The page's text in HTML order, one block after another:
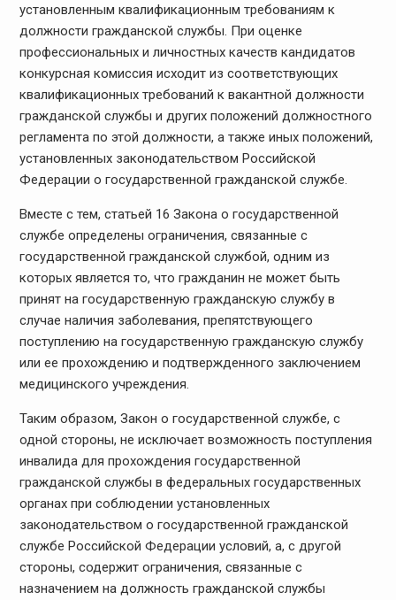
установленным квалификационным требованиям к
должности гражданской службы. При оценке
профессиональных и личностных качеств кандидатов
конкурсная комиссия исходит из соответствующих
квалификационных требований к вакантной должности
гражданской службы и других положений должностного
регламента по этой должности, а также иных положений,
установленных законодательством Российской
Федерации о государственной гражданской службе.
Вместе с тем, статьей 16 Закона о государственной
службе определены ограничения, связанные с
государственной гражданской службой, одним из
которых является то, что гражданин не может быть
принят на государственную гражданскую службу в
случае наличия заболевания, препятствующего
поступлению на государственную гражданскую службу
или ее прохождению и подтвержденного заключением
медицинского учреждения.
Таким образом, Закон о государственной службе, с
одной стороны, не исключает возможность поступления
инвалида для прохождения государственной
гражданской службы в федеральных государственных
органах при соблюдении установленных
законодательством о государственной гражданской
службе Российской Федерации условий, а, с другой
стороны, содержит ограничения, связанные с
назначением на должность гражданской службы